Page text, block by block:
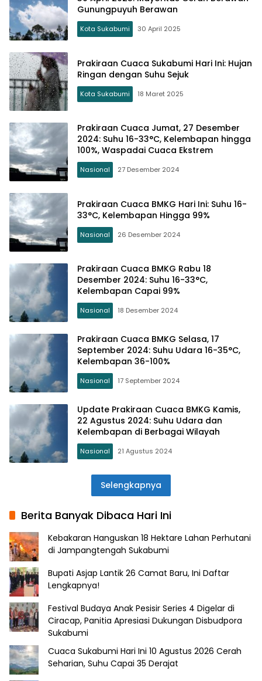
Gunungpuyuh Berawan
Kota Sukabumi 30 April 2025
Prakiraan Cuaca Sukabumi Hari Ini: Hujan
Ringan dengan Suhu Sejuk
Kota Sukabumi 18 Maret 2025
Prakiraan Cuaca Jumat, 27 Desember
2024: Suhu 16-33°C, Kelembapan hingga
100%, Waspadai Cuaca Ekstrem
Nasional 27 Desember 2024
Prakiraan Cuaca BMKG Hari Ini: Suhu 16-
33°C, Kelembapan Hingga 99%
Nasional 26 Desember 2024
Prakiraan Cuaca BMKG Rabu 18
Desember 2024: Suhu 16-33°C,
Kelembapan Capai 99%
Nasional 18 Desember 2024
Prakiraan Cuaca BMKG Selasa, 17
September 2024: Suhu Udara 16-35°C,
Kelembapan 36-100%
Nasional 17 September 2024
Update Prakiraan Cuaca BMKG Kamis,
22 Agustus 2024: Suhu Udara dan
Kelembapan di Berbagai Wilayah
Nasional 21 Agustus 2024
Selengkapnya
Berita Banyak Dibaca Hari Ini
Kebakaran Hanguskan 18 Hektare Lahan Perhutani
di Jampangtengah Sukabumi
Bupati Asjap Lantik 26 Camat Baru, Ini Daftar
Lengkapnya!
Festival Budaya Anak Pesisir Series 4 Digelar di
Ciracap, Panitia Apresiasi Dukungan Disbudpora
Sukabumi
Cuaca Sukabumi Hari Ini 10 Agustus 2026 Cerah
Seharian, Suhu Capai 35 Derajat